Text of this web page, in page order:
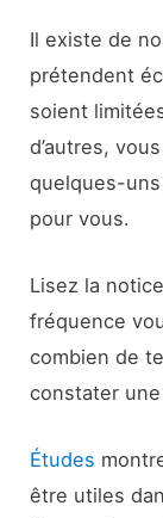
Il existe de
prétendent
soient
d’autres,
quelques-
pour vous.
Lisez la
fréquence
combien de
constater
Études
être utiles